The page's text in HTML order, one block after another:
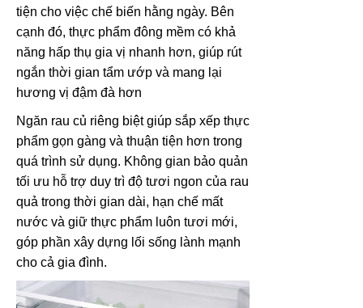
tiện cho việc chế biến hằng ngày. Bên
cạnh đó, thực phẩm đông mềm có khả
năng hấp thụ gia vị nhanh hơn, giúp rút
ngắn thời gian tẩm ướp và mang lại
hương vị đậm đà hơn
Ngăn rau củ riêng biệt giúp sắp xếp thực
phẩm gọn gàng và thuận tiện hơn trong
quá trình sử dụng. Không gian bảo quản
tối ưu hỗ trợ duy trì độ tươi ngon của rau
quả trong thời gian dài, hạn chế mất
nước và giữ thực phẩm luôn tươi mới,
góp phần xây dựng lối sống lành mạnh
cho cả gia đình.